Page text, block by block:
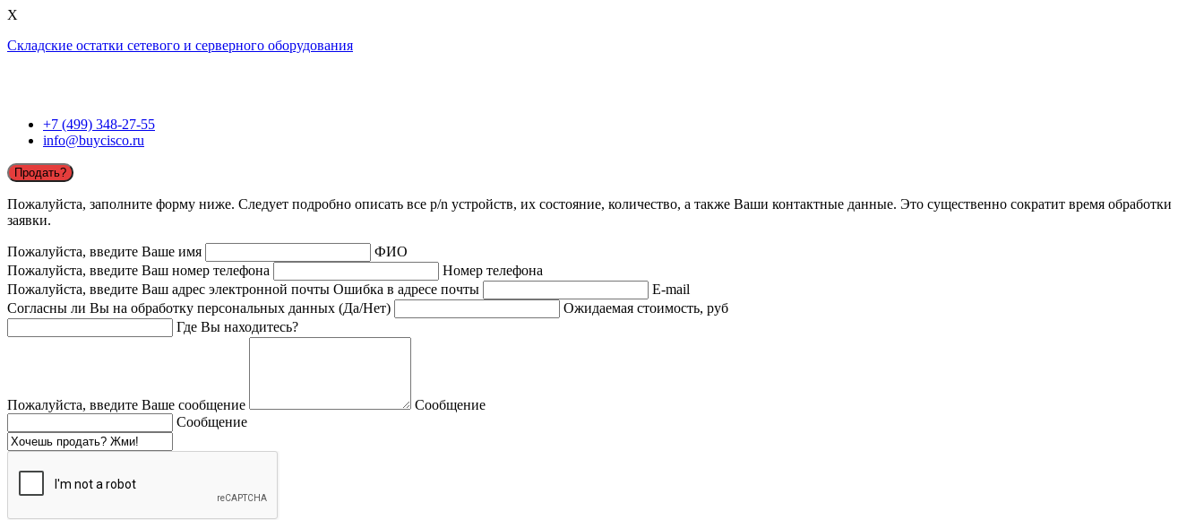
X
Складские остатки сетевого и серверного оборудования
+7 (499) 348-27-55
info@buycisco.ru
Продать?
Пожалуйста, заполните форму ниже. Следует подробно описать все p/n устройств, их состояние, количество, а также Ваши контактные данные. Это существенно сократит время обработки
заявки.
Пожалуйста, введите Ваше имя
ФИО
Пожалуйста, введите Ваш номер телефона
Номер телефона
Пожалуйста, введите Ваш адрес электронной почты Ошибка в адресе почты
E-mail
Согласны ли Вы на обработку персональных данных (Да/Нет)
Ожидаемая стоимость, руб
Где Вы находитесь?
Пожалуйста, введите Ваше сообщение
Сообщение
Сообщение